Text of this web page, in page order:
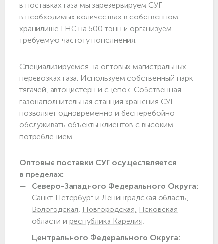
в поставках газа мы зарезервируем СУГ
в необходимых количествах в собственном
хранилище ГНС на 500 тонн и организуем
требуемую частоту пополнения.
Специализируемся на оптовых магистральных
перевозках газа. Используем собственный парк
тягачей, автоцистерн и сцепок. Собственная
газонаполнительная станция хранения СУГ
позволяет одновременно и бесперебойно
обслуживать объекты клиентов с высоким
потреблением.
Оптовые поставки СУГ осуществляется
в пределах:
Северо-Западного Федерального Округа:
Санкт-Петербург и Ленинградская область,
Вологодская, Новгородская, Псковская
области и республика Карелия;
Центрального Федерального Округа: